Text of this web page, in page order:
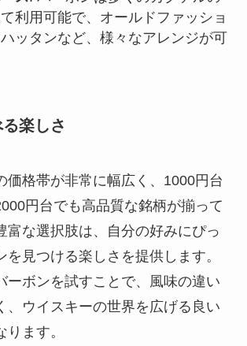
利用可能で、オールドファッショ
ッタンなど、様々なアレンジが可
楽しさ
価格帯が非常に幅広く、1000円台
円台でも高品質な銘柄が揃って
富な選択肢は、自分の好みにぴっ
を見つける楽しさを提供します。
ーボンを試すことで、風味の違い
、ウイスキーの世界を広げる良い
ます。